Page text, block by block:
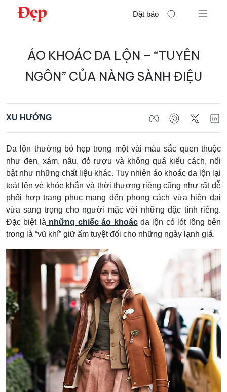
Chuyển
Đặt báo
kiếmÁO KHOÁC DA LỘN – “TUYÊN
NGÔN” CỦA NÀNG SÀNH ĐIỆU
XU HƯỚNG
Da lộn thường bó hẹp trong một vài màu sắc quen thuộc
như đen, xám, nâu, đỏ rượu và không quá kiểu cách, nổi
bật như những chất liệu khác. Tuy nhiên áo khoác da lộn lại
toát lên vẻ khỏe khắn và thời thượng riêng cũng như rất dễ
phối hợp trang phục mang đến phong cách vừa hiện đại
vừa sang trọng cho người mặc với những đặc tính riêng.
Đặc biệt là những chiếc áo khoácda lộn có lót lông bên
trong là “vũ khí” giữ ấm tuyệt đối cho những ngày lạnh giá.